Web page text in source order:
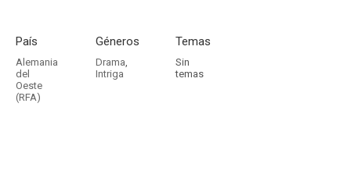
País
Alemania
del
Oeste
(RFA)
Géneros
Drama,
Intriga
Temas
Sin
temas